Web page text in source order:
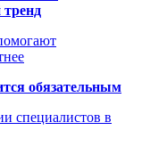
обязательным
специалистов в